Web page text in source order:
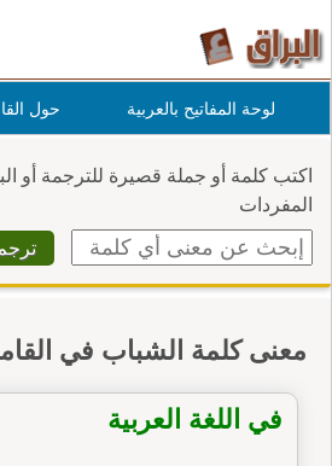
لوحة المفاتيح بالعربية حول
اكتب كلمة أو جملة قصيرة للترجمة
المفردات
معنى كلمة الشباب في
في اللغة العربية